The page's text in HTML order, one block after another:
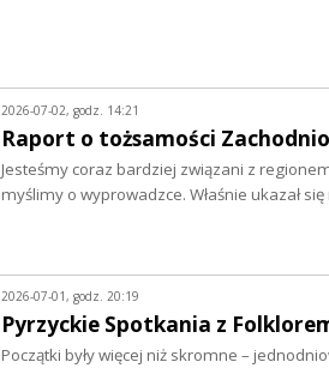
2026-07-02, godz. 14:21
Raport o tożsamości
Jesteśmy coraz bardziej związani z
myślimy o wyprowadzce. Właśnie ukazał
2026-07-01, godz. 20:19
Pyrzyckie Spotkania z
Początki były więcej niż skromne –